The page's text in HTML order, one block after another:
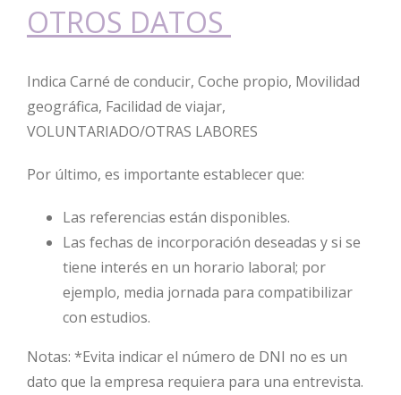
OTROS DATOS
Indica Carné de conducir, Coche propio, Movilidad
geográfica, Facilidad de viajar,
VOLUNTARIADO/OTRAS LABORES
Por último, es importante establecer que:
Las referencias están disponibles.
Las fechas de incorporación deseadas y si se
tiene interés en un horario laboral; por
ejemplo, media jornada para compatibilizar
con estudios.
Notas: *Evita indicar el número de DNI no es un
dato que la empresa requiera para una entrevista.